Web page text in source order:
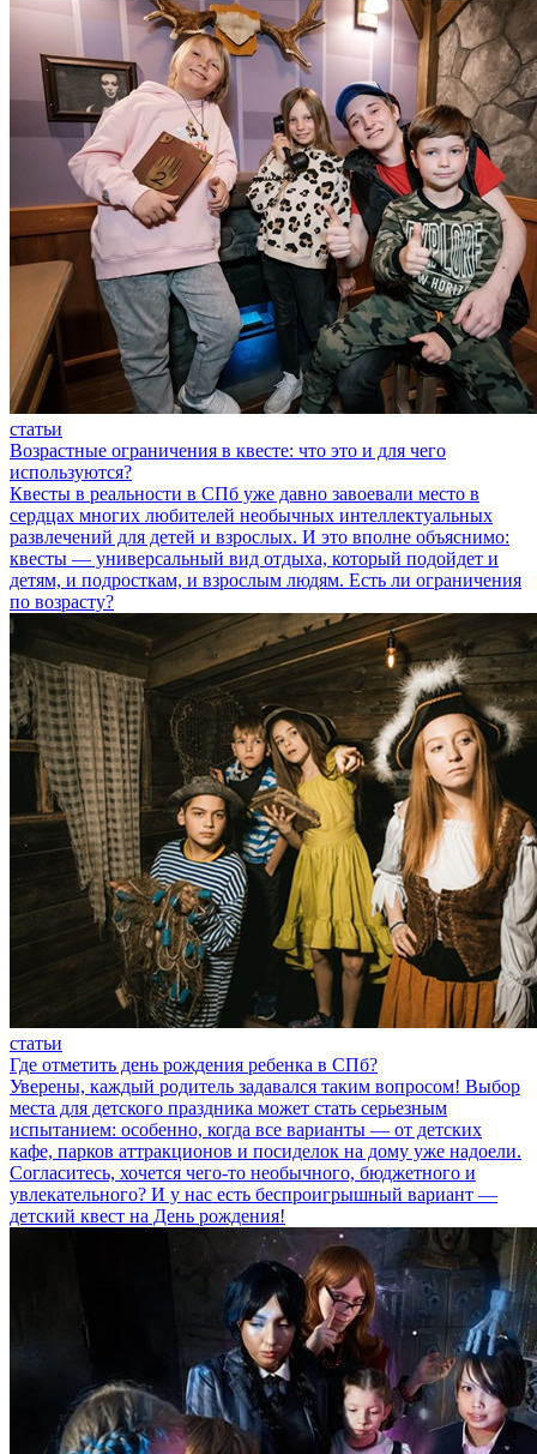
статьи
Возрастные ограничения в квесте: что это и для чего
используются?
Квесты в реальности в СПб уже давно завоевали место в
сердцах многих любителей необычных интеллектуальных
развлечений для детей и взрослых. И это вполне объяснимо:
квесты — универсальный вид отдыха, который подойдет и
детям, и подросткам, и взрослым людям. Есть ли ограничения
по возрасту?
статьи
Где отметить день рождения ребенка в СПб?
Уверены, каждый родитель задавался таким вопросом! Выбор
места для детского праздника может стать серьезным
испытанием: особенно, когда все варианты — от детских
кафе, парков аттракционов и посиделок на дому уже надоели.
Согласитесь, хочется чего-то необычного, бюджетного и
увлекательного? И у нас есть беспроигрышный вариант —
детский квест на День рождения!